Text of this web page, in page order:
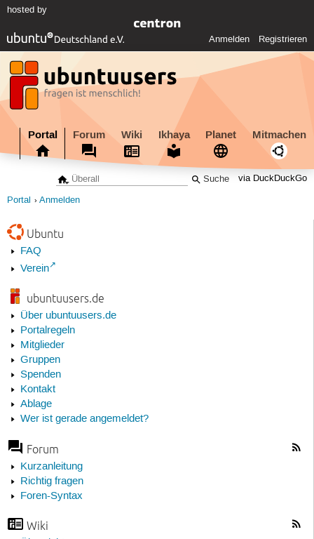
hosted by
Anmelden Registrieren
Portal Forum Wiki Ikhaya Planet Mitmachen
via DuckDuckGo
Portal Anmelden
Ubuntu
FAQ
Verein
ubuntuusers.de
Über ubuntuusers.de
Portalregeln
Mitglieder
Gruppen
Spenden
Kontakt
Ablage
Wer ist gerade angemeldet?
Forum
Kurzanleitung
Richtig fragen
Foren-Syntax
Wiki